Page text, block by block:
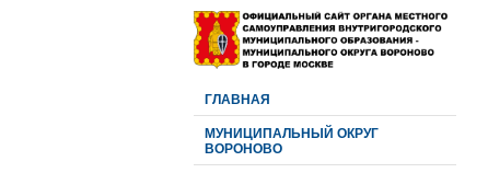
ГЛАВНАЯ
МУНИЦИПАЛЬНЫЙ ОКРУГ
ВОРОНОВО